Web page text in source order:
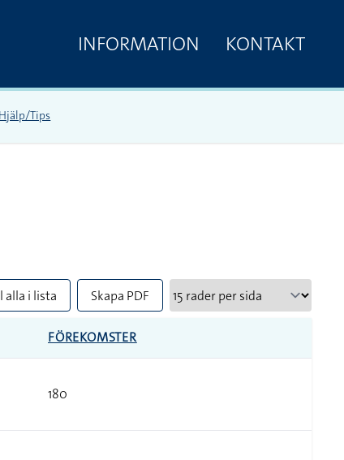
INFORMATION KONTAKT
Hjälp/Tips
alla i lista Skapa PDF
FÖREKOMSTER
180